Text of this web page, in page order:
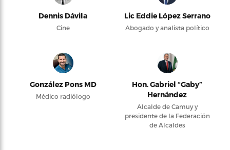
Dennis Dávila
Cine
Lic Eddie López Serrano
Abogado y analista político
González Pons MD
Médico radiólogo
Hon. Gabriel “Gaby”
Hernández
Alcalde de Camuy y
presidente de la Federación
de Alcaldes